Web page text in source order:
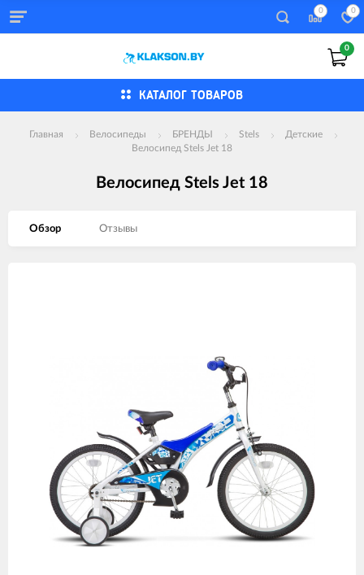
0 0
0
КАТАЛОГ ТОВАРОВ
Главная Велосипеды БРЕНДЫ Stels
Детские
Велосипед Stels Jet 18
Велосипед Stels Jet 18
Обзор Отзывы